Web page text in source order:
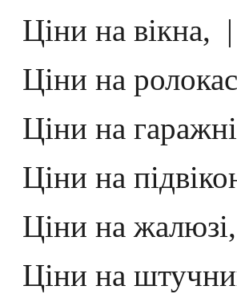
Ціни на вікна, |
Ціни на
Ціни на
Ціни на
Ціни на
Ціни на